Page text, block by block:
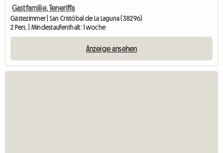
Gastfamilie, Teneriffa
Gästezimmer | San Cristóbal de La Laguna (38296)
2 Pers. | Mindestaufenthalt: 1 woche
Anzeige ansehen